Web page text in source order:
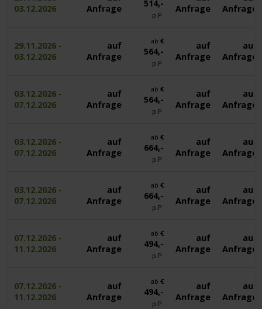
03.12.2026
Anfrage
514,-
p.P.
Anfrage
Anfrage
29.11.2026 -
03.12.2026
auf
Anfrage
ab€
564,-
p.P.
auf
Anfrage
auf
Anfrage
03.12.2026 -
07.12.2026
auf
Anfrage
ab€
564,-
p.P.
auf
Anfrage
auf
Anfrage
03.12.2026 -
07.12.2026
auf
Anfrage
ab€
664,-
p.P.
auf
Anfrage
auf
Anfrage
03.12.2026 -
07.12.2026
auf
Anfrage
ab€
664,-
p.P.
auf
Anfrage
auf
Anfrage
07.12.2026 -
11.12.2026
auf
Anfrage
ab€
494,-
p.P.
auf
Anfrage
auf
Anfrage
07.12.2026 -
11.12.2026
auf
Anfrage
ab€
494,-
p.P.
auf
Anfrage
auf
Anfrage